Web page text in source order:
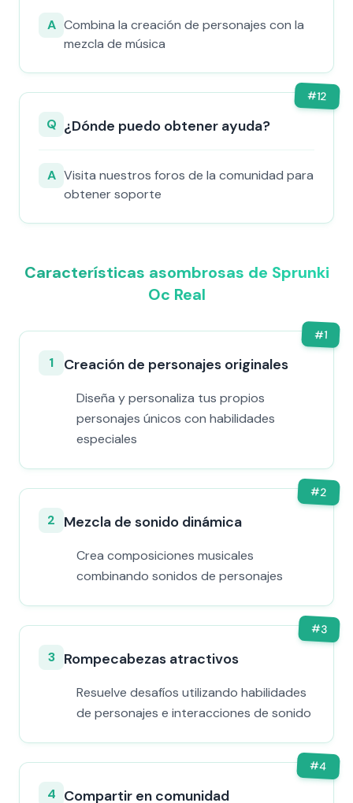
A Combina la creación de personajes con la
mezcla de música
#12
Q ¿Dónde puedo obtener ayuda?
A Visita nuestros foros de la comunidad para
obtener soporte
Características asombrosas de Sprunki
Oc Real
#1
1 Creación de personajes originales
Diseña y personaliza tus propios
personajes únicos con habilidades
especiales
#2
2 Mezcla de sonido dinámica
Crea composiciones musicales
combinando sonidos de personajes
#3
3 Rompecabezas atractivos
Resuelve desafíos utilizando habilidades
de personajes e interacciones de sonido
#4
4 Compartir en comunidad